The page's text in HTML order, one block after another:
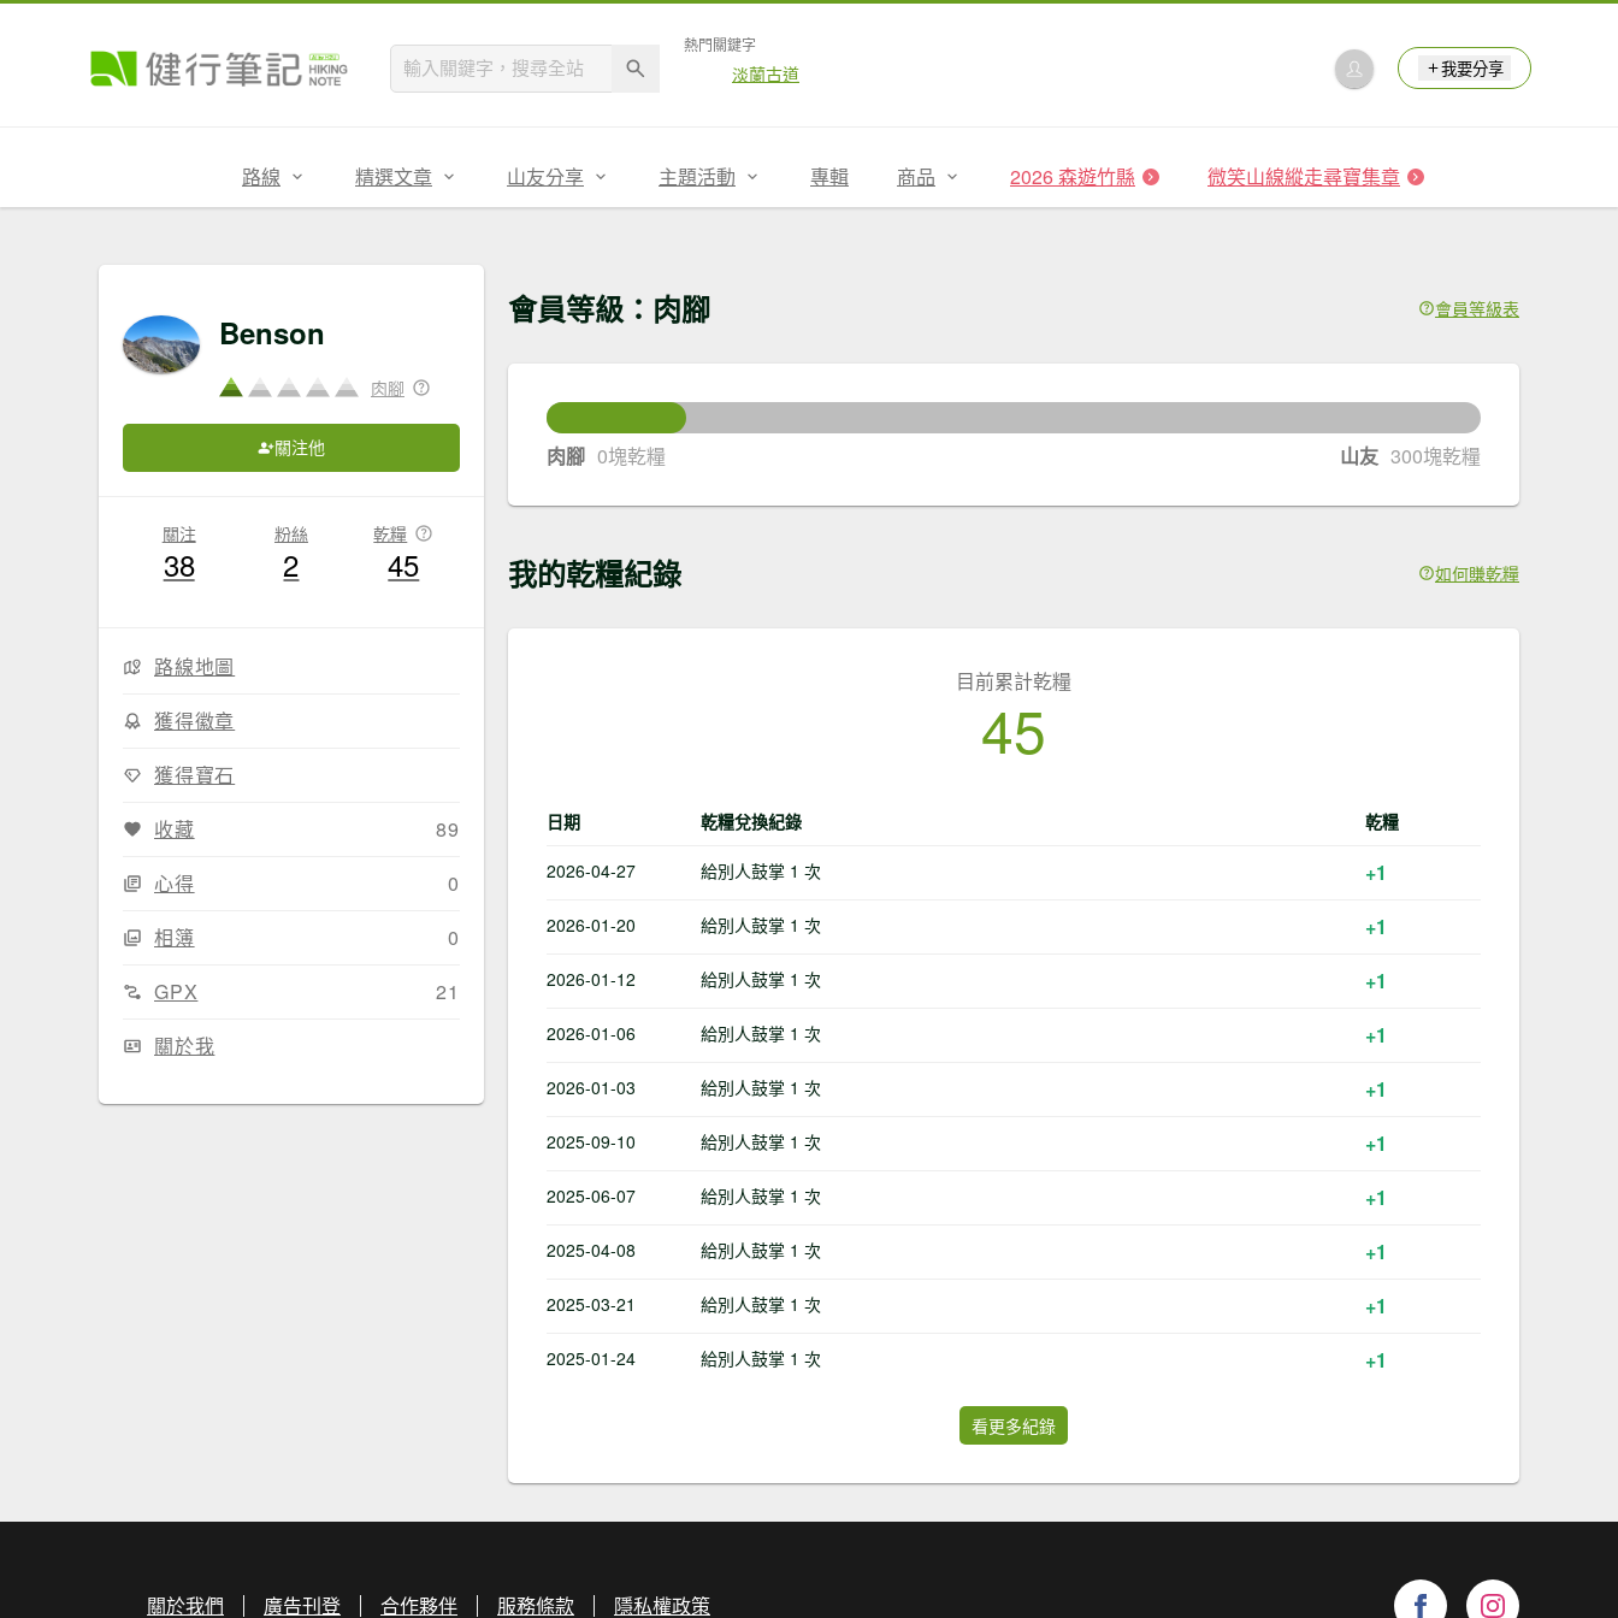
熱門關鍵字
淡蘭古道 我要分享
路線 精選文章 山友分享 主題活動 專輯 商品 2026 森遊竹縣 微笑山線縱走尋寶集章
Benson
肉腳
關注他
關注
38
粉絲
2
乾糧
45
路線地圖
獲得徽章
獲得寶石
收藏
89
心得
0
相簿
0
GPX
21
關於我
會員等級：肉腳 會員等級表
肉腳 0塊乾糧 山友 300塊乾糧
我的乾糧紀錄 如何賺乾糧
目前累計乾糧
45
日期 乾糧兌換紀錄 乾糧
2026-04-27 給別人鼓掌 1 次 +1
2026-01-20 給別人鼓掌 1 次 +1
2026-01-12 給別人鼓掌 1 次 +1
2026-01-06 給別人鼓掌 1 次 +1
2026-01-03 給別人鼓掌 1 次 +1
2025-09-10 給別人鼓掌 1 次 +1
2025-06-07 給別人鼓掌 1 次 +1
2025-04-08 給別人鼓掌 1 次 +1
2025-03-21 給別人鼓掌 1 次 +1
2025-01-24 給別人鼓掌 1 次 +1
看更多紀錄
關於我們 廣告刊登 合作夥伴 服務條款 隱私權政策